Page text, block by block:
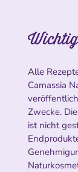
Wichtig
Alle
Camassia
Zwecke.
ist nicht